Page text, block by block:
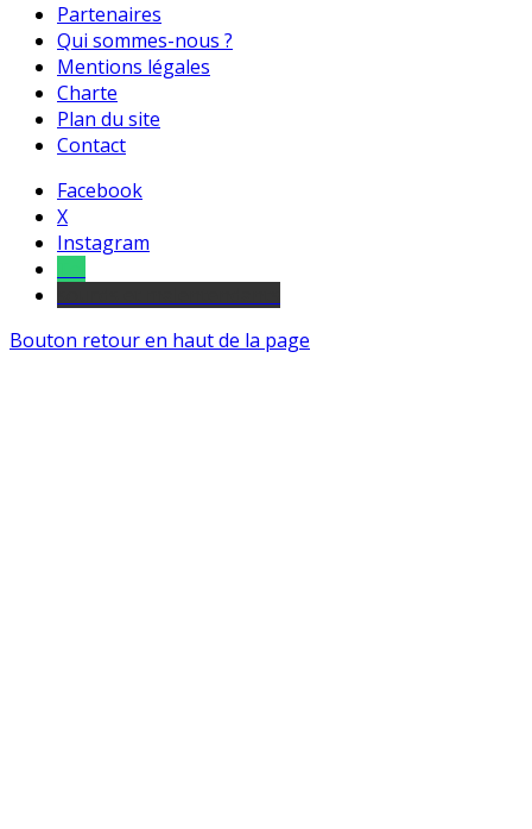
Partenaires
Qui sommes-nous ?
Mentions légales
Charte
Plan du site
Contact
Facebook
X
Instagram
Bouton retour en haut de la page